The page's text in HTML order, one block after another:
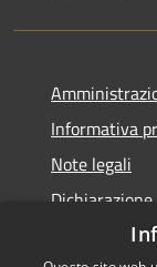
Informativa
Note legali